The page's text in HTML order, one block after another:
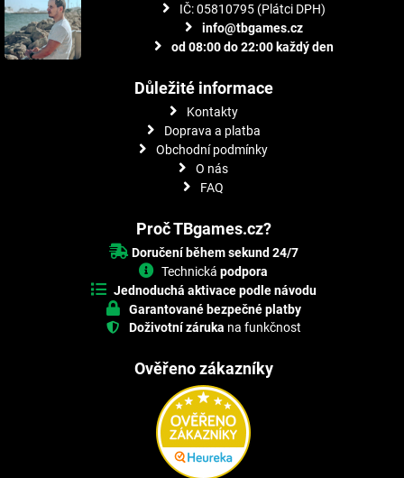
IČ: 05810795 (Plátci DPH)
info@tbgames.cz
od 08:00 do 22:00 každý den
Důležité informace
Kontakty
Doprava a platba
Obchodní podmínky
O nás
FAQ
Proč TBgames.cz?
Doručení během sekund 24/7
Technickápodpora
Jednoduchá aktivace podle návodu
Garantované bezpečné platby
Doživotní záruka na funkčnost
Ověřeno zákazníky